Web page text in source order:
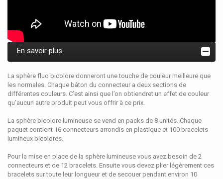
En savoir plus
La sphère fluo bicolore donneront une touche de couleur meilleure que
les normales. Chaque bâton du connecteur a deux sections de
différentes couleurs. C’est ainsi que l’on obtiendret un effet de couleur
qu’aucun autre produit peut vous offrir à ce prix.
La sphère bicolore lumineuse se vend en packs de 8 unités. Chaque
paquet contient 16 connecteurs arrondis en plastique et 100 bracelets
lumineux bicolores.
Pour la mise en place de la sphère lumineuse vous avez besoin de 2
connecteurs et de 12 bracelets. Ensuite vous devez plier légèrement ces
bracelets sur toute leur longueur et de secouer pendant environ 10